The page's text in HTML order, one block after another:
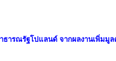
ธารณรัฐโปแลนด์ จากผลงานเพิ่มมู